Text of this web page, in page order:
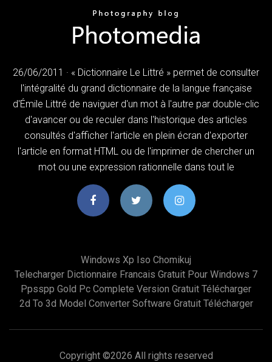
26/06/2011 · « Dictionnaire Le Littré » permet de consulter
l'intégralité du grand dictionnaire de la langue française
d'Émile Littré de naviguer d'un mot à l'autre par double-clic
d'avancer ou de reculer dans l'historique des articles
consultés d'afficher l'article en plein écran d'exporter
l'article en format HTML ou de l'imprimer de chercher un
mot ou une expression rationnelle dans tout le
Windows Xp Iso Chomikuj
Telecharger Dictionnaire Francais Gratuit Pour Windows 7
Ppsspp Gold Pc Complete Version Gratuit Télécharger
2d To 3d Model Converter Software Gratuit Télécharger
Copyright ©2026 All rights reserved